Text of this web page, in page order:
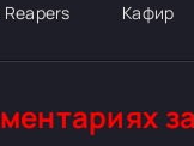
Reapers Кафир